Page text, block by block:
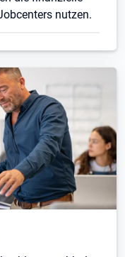
nutzen.